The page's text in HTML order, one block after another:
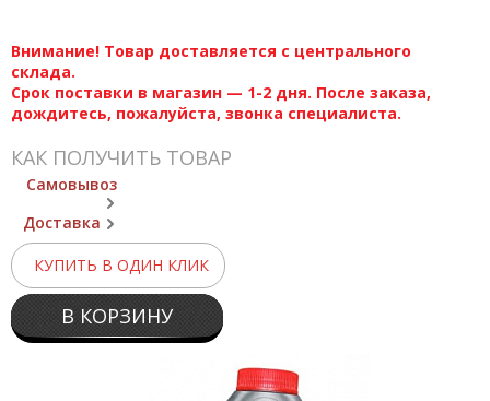
Внимание! Товар доставляется с центрального
склада.
Срок поставки в магазин — 1-2 дня. После заказа,
дождитесь, пожалуйста, звонка специалиста.
КАК ПОЛУЧИТЬ ТОВАР
Самовывоз
Доставка
КУПИТЬ В ОДИН КЛИК
В КОРЗИНУ